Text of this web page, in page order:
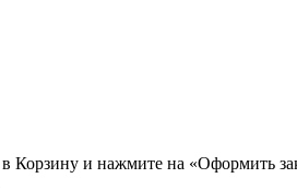
Корзину и нажмите на «Оформить